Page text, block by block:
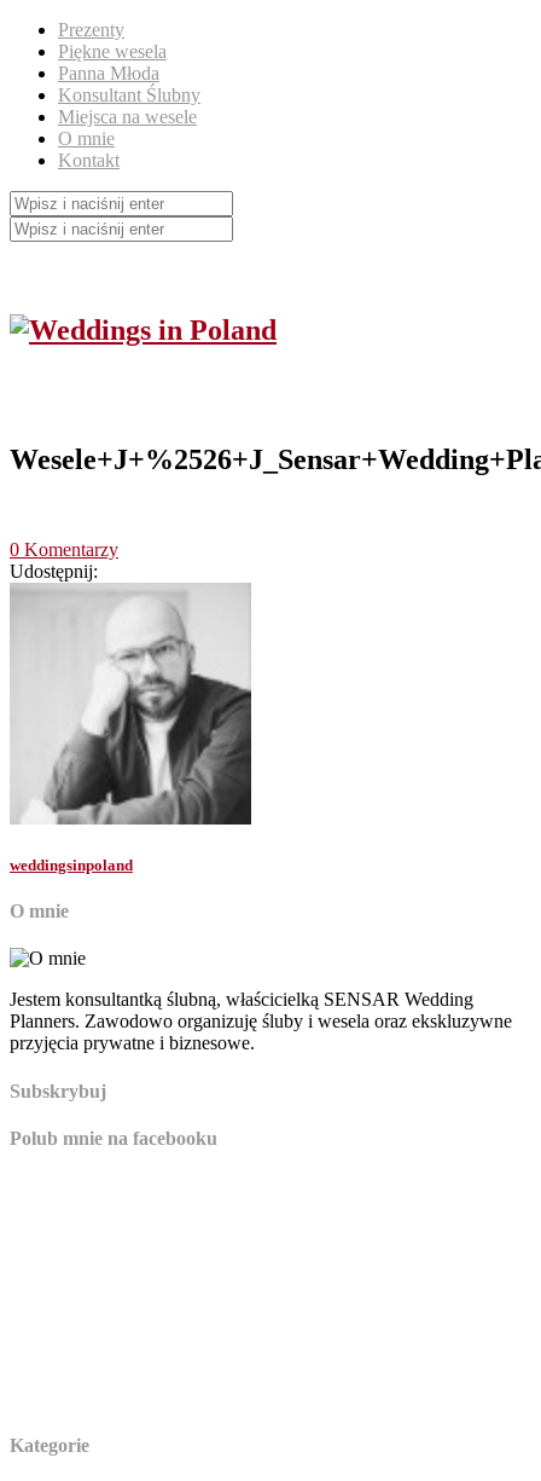
Prezenty
Piękne wesela
Panna Młoda
Konsultant Ślubny
Miejsca na wesele
O mnie
Kontakt
0 Komentarzy
Udostępnij:
weddingsinpoland
O mnie
Jestem konsultantką ślubną, właścicielką SENSAR Wedding
Planners. Zawodowo organizuję śluby i wesela oraz ekskluzywne
przyjęcia prywatne i biznesowe.
Subskrybuj
Polub mnie na facebooku
Kategorie